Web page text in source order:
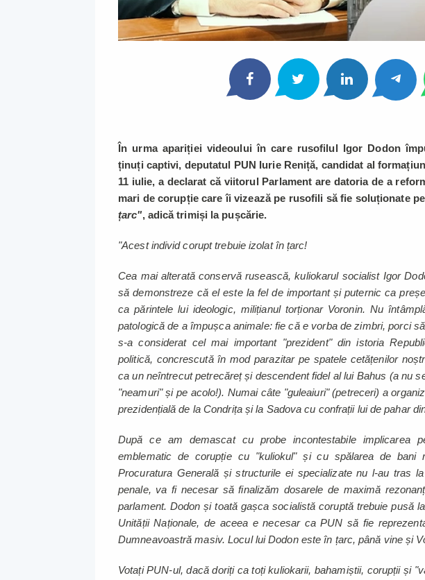
În urma apariției videoului în care rusofilul Igor Dodon
ținuți captivi, deputatul PUN Iurie Reniță, candidat al
11 iulie, a declarat că viitorul Parlament are datoria de a
mari de corupție care îi vizează pe rusofili să fie soluționate
țarc", adică trimiși la pușcărie.
"Acest individ corupt trebuie izolat în țarc!
Cea mai alterată conservă rusească, kuliokarul socialist Igor
să demonstreze că el este la fel de important și puternic ca
ca părintele lui ideologic, milițianul torționar Voronin. Nu
patologică de a împușca animale: fie că e vorba de zimbri, porci
s-a considerat cel mai important "prezident" din istoria
politică, concrescută în mod parazitar pe spatele cetățenilor
ca un neîntrecut petrecăreț și descendent fidel al lui Bahus (a nu
"neamuri" și pe acolo!). Numai câte "guleaiuri" (petreceri) a
prezidențială de la Condrița și la Sadova cu confrații lui de pahar
După ce am demascat cu probe incontestabile implicarea
emblematic de corupție cu "kuliokul" și cu spălarea de bani
Procuratura Generală și structurile ei specializate nu l-au tras
penale, va fi necesar să finalizăm dosarele de maximă
parlament. Dodon și toată gașca socialistă coruptă trebuie pusă
Unității Naționale, de aceea e necesar ca PUN să fie
Dumneavoastră masiv. Locul lui Dodon este în țarc, până vine și
Votați PUN-ul, dacă doriți ca toți kuliokarii, bahamiștii, corupții și